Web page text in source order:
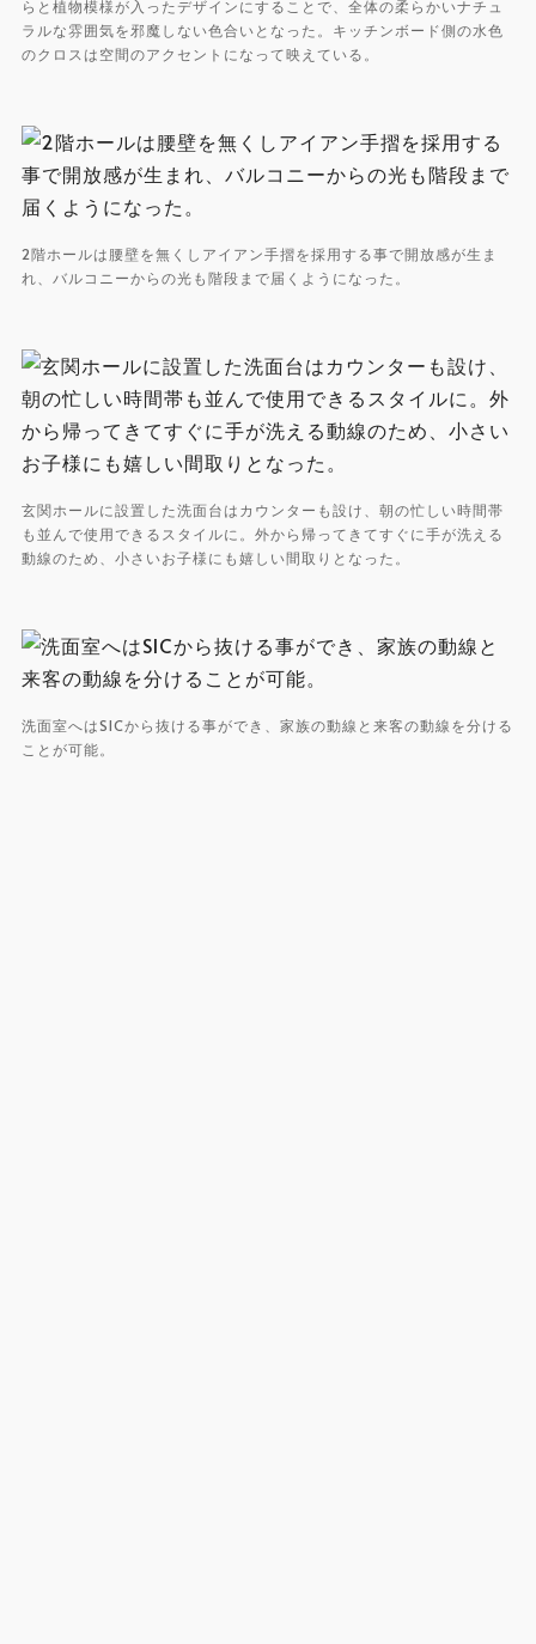
らと植物模様が入ったデザインにすることで、全体の柔らかいナチュ
ラルな雰囲気を邪魔しない色合いとなった。キッチンボード側の水色
のクロスは空間のアクセントになって映えている。
2階ホールは腰壁を無くしアイアン手摺を採用する事で開放感が生ま
れ、バルコニーからの光も階段まで届くようになった。
玄関ホールに設置した洗面台はカウンターも設け、朝の忙しい時間帯
も並んで使用できるスタイルに。外から帰ってきてすぐに手が洗える
動線のため、小さいお子様にも嬉しい間取りとなった。
洗面室へはSICから抜ける事ができ、家族の動線と来客の動線を分ける
ことが可能。